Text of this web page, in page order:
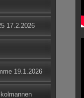
17.2.2026
19.1.2026